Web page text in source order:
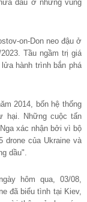
dầu ở những vùng
on-Don neo đậu ở
Tầu ngầm trị giá
hành trình bắn phá
2014, bốn hệ thống
hại. Những cuộc tấn
xác nhận bởi vì bộ
drone của Ukraine và
dầu".
hôm qua, 03/08,
đã biểu tình tại Kiev,